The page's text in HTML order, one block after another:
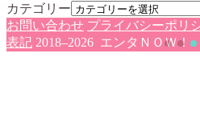
カテゴリー
お問い合わせ プライバシーポリ
表記 2018–2026 エンタＮＯＷ！